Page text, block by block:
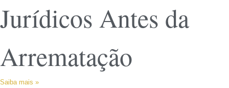
Jurídicos Antes da
Arrematação
Saiba mais »